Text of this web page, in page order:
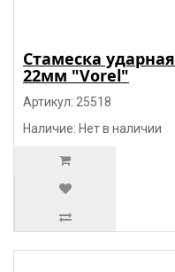
Стамеска ударная
22мм "Vorel"
Артикул: 25518
Наличие: Нет в наличии